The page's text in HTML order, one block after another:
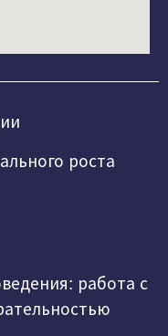
роста
работа с